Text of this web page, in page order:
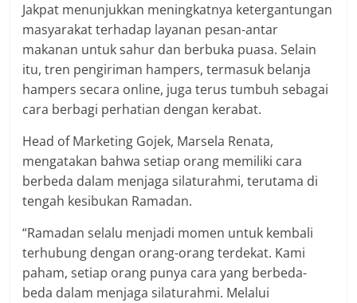
Jakpat menunjukkan meningkatnya ketergantungan
masyarakat terhadap layanan pesan-antar
makanan untuk sahur dan berbuka puasa. Selain
itu, tren pengiriman hampers, termasuk belanja
hampers secara online, juga terus tumbuh sebagai
cara berbagi perhatian dengan kerabat.
Head of Marketing Gojek, Marsela Renata,
mengatakan bahwa setiap orang memiliki cara
berbeda dalam menjaga silaturahmi, terutama di
tengah kesibukan Ramadan.
“Ramadan selalu menjadi momen untuk kembali
terhubung dengan orang-orang terdekat. Kami
paham, setiap orang punya cara yang berbeda-
beda dalam menjaga silaturahmi. Melalui